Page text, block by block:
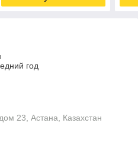
год
23, Астана, Казахстан